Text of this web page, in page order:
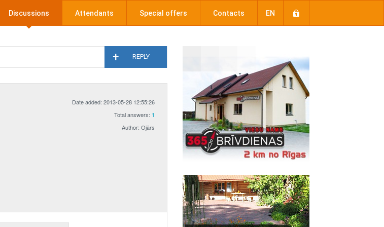
Discussions Attendants Special offers Contacts EN
REPLY
Date added: 2013-05-28 12:55:26
Total answers: 1
Author: Ojārs